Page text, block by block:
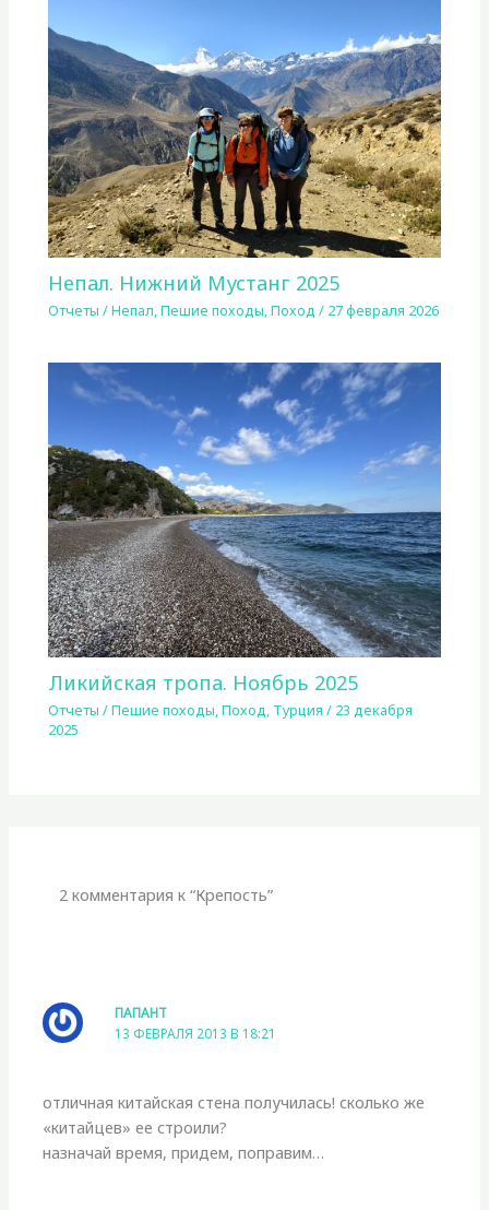
Непал. Нижний Мустанг 2025
Отчеты /Непал,Пешие походы,Поход / 27 февраля 2026
Ликийская тропа. Ноябрь 2025
Отчеты /Пешие походы,Поход, Турция / 23 декабря
2025
2 комментария к “Крепость”
ПАПАНТ
13 ФЕВРАЛЯ 2013 В 18:21
отличная китайская стена получилась! сколько же
«китайцев» ее строили?
назначай время, придем, поправим…